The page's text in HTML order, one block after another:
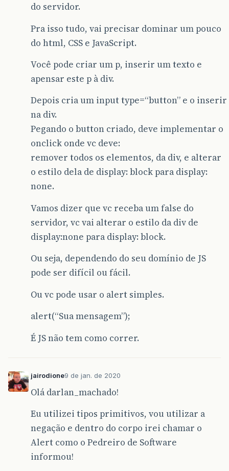
do servidor.
Pra isso tudo, vai precisar dominar um pouco
do html, CSS e JavaScript.
Você pode criar um p, inserir um texto e
apensar este p à div.
Depois cria um input type=“button” e o inserir
na div.
Pegando o button criado, deve implementar o
onclick onde vc deve:
remover todos os elementos, da div, e alterar
o estilo dela de display: block para display:
none.
Vamos dizer que vc receba um false do
servidor, vc vai alterar o estilo da div de
display:none para display: block.
Ou seja, dependendo do seu domínio de JS
pode ser difícil ou fácil.
Ou vc pode usar o alert simples.
alert(“Sua mensagem”);
É JS não tem como correr.
jairodione9 de jan. de 2020
Olá darlan_machado!
Eu utilizei tipos primitivos, vou utilizar a
negação e dentro do corpo irei chamar o
Alert como o Pedreiro de Software
informou!